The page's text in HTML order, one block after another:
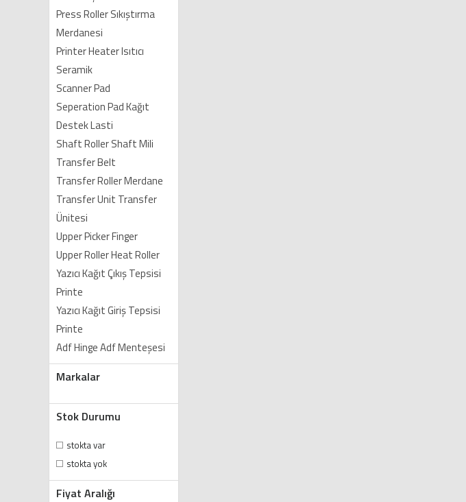
Press Roller Sıkıştırma
Merdanesi
Printer Heater Isıtıcı
Seramik
Scanner Pad
Seperation Pad Kağıt
Destek Lasti
Shaft Roller Shaft Mili
Transfer Belt
Transfer Roller Merdane
Transfer Unit Transfer
Ünitesi
Upper Picker Finger
Upper Roller Heat Roller
Yazıcı Kağıt Çıkış Tepsisi
Printe
Yazıcı Kağıt Giriş Tepsisi
Printe
Adf Hinge Adf Menteşesi
Markalar
Stok Durumu
stokta var
stokta yok
Fiyat Aralığı